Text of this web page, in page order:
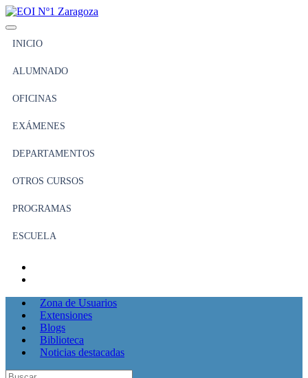
INICIO
ALUMNADO
OFICINAS
EXÁMENES
DEPARTAMENTOS
OTROS CURSOS
PROGRAMAS
ESCUELA
Zona de Usuarios
Extensiones
Blogs
Biblioteca
Noticias destacadas